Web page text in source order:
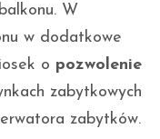
W
w dodatkowe
o pozwolenie
zabytkowych
zabytków.